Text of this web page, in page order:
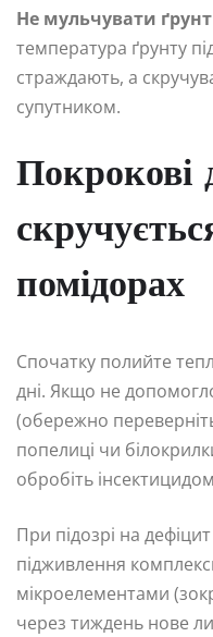
Не мульчувати ґрунт
температура ґрунту
страждають, а
супутником.
Покрокові
помідорах
Спочатку полийте
дні. Якщо не
(обережно
попелиці чи
обробіть
При підозрі на
підживлення
мікроелементами
через тиждень нове